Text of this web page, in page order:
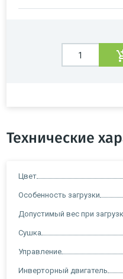
Технические
Цвет
Особенность загрузки
Допустимый вес при
Сушка
Управление
Инверторный двигатель